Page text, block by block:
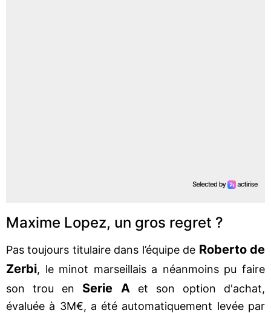
Maxime Lopez, un gros regret ?
Pas toujours titulaire dans l’équipe de Roberto de
Zerbi, le minot marseillais a néanmoins pu faire
son trou en Serie A et son option d'achat,
évaluée à 3M€, a été automatiquement levée par